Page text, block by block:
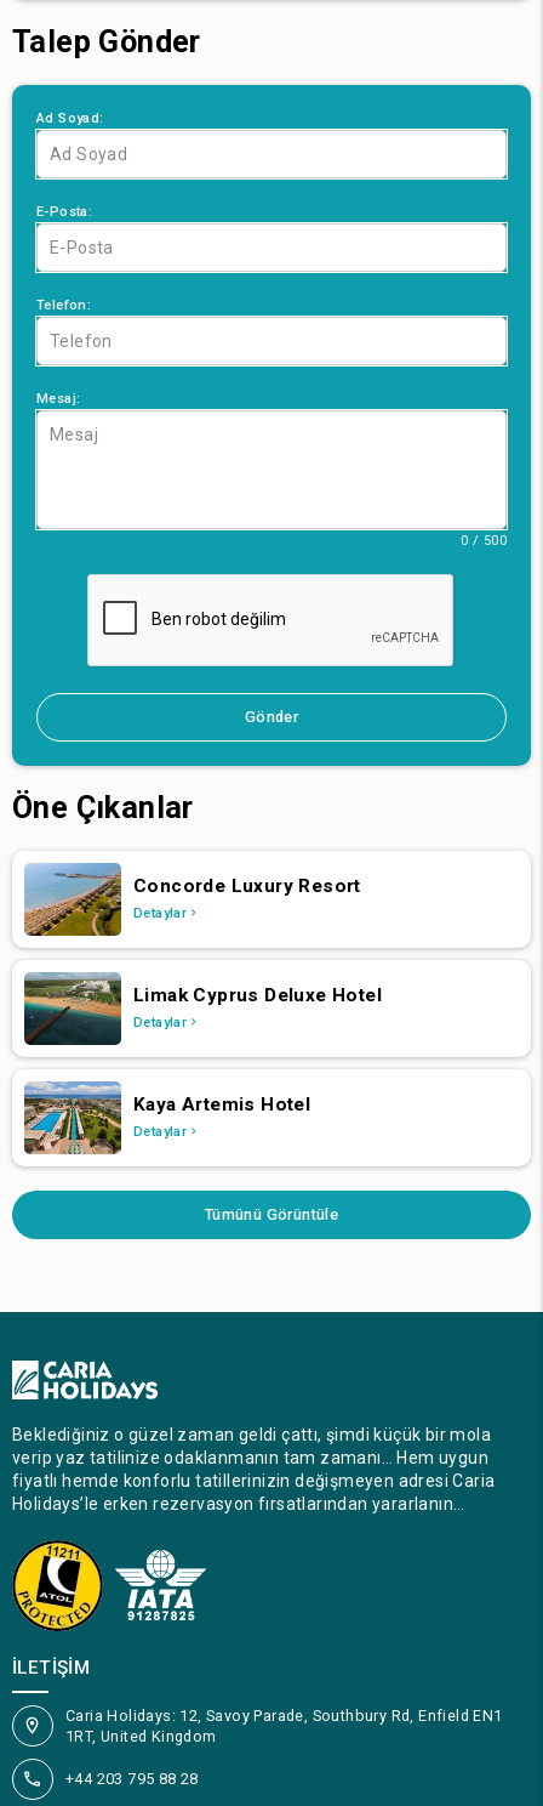
Talep Gönder
Ad Soyad:
E-Posta:
Telefon:
Mesaj:
0 / 500
Gönder
Öne Çıkanlar
Concorde Luxury Resort
Detaylar
Limak Cyprus Deluxe Hotel
Detaylar
Kaya Artemis Hotel
Detaylar
Tümünü Görüntüle
Beklediğiniz o güzel zaman geldi çattı, şimdi küçük bir mola
verip yaz tatilinize odaklanmanın tam zamanı… Hem uygun
fiyatlı hemde konforlu tatillerinizin değişmeyen adresi Caria
Holidays’le erken rezervasyon fırsatlarından yararlanın…
İLETIŞIM
Caria Holidays: 12, Savoy Parade, Southbury Rd, Enfield EN1
1RT, United Kingdom
+44 203 795 88 28